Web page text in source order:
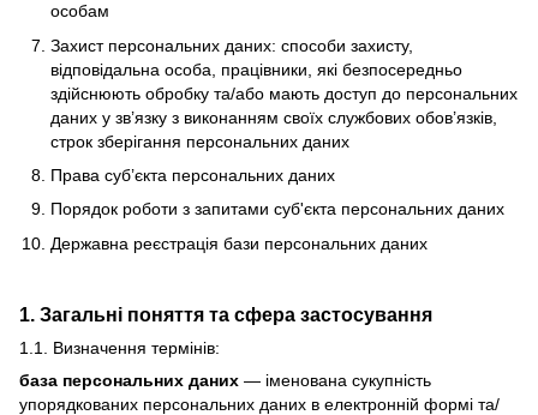
особам
Захист персональних даних: способи захисту,
відповідальна особа, працівники, які безпосередньо
здійснюють обробку та/або мають доступ до персональних
даних у зв’язку з виконанням своїх службових обов’язків,
строк зберігання персональних даних
Права суб’єкта персональних даних
Порядок роботи з запитами суб'єкта персональних даних
Державна реєстрація бази персональних даних
1. Загальні поняття та сфера застосування
1.1. Визначення термінів:
база персональних даних — іменована сукупність
упорядкованих персональних даних в електронній формі та/